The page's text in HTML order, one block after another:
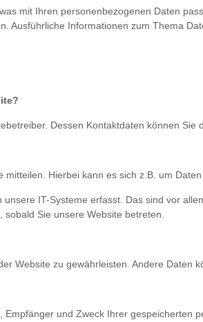
mit Ihren personenbezogenen Daten
Ausführliche Informationen zum Thema
Dessen Kontaktdaten können Sie
Hierbei kann es sich z.B. um
IT-Systeme erfasst. Das sind vor
Sie unsere Website betreten.
Website zu gewährleisten. Andere Daten
und Zweck Ihrer gespeicherten